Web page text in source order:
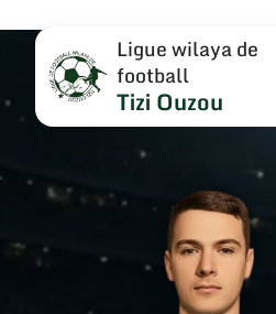
Ligue wilaya de
football
Tizi Ouzou